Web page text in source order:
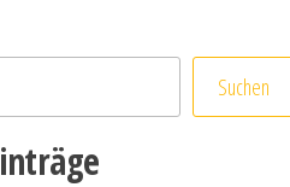
Suchen